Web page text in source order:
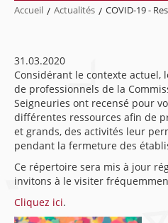
Accueil / Actualités / COVID-19 -
31.03.2020
Considérant le contexte actuel,
de professionnels de la
Seigneuries ont recensé pour
différentes ressources afin de
et grands, des activités leur
pendant la fermeture des
Ce répertoire sera mis à jour
invitons à le visiter
Cliquez ici.